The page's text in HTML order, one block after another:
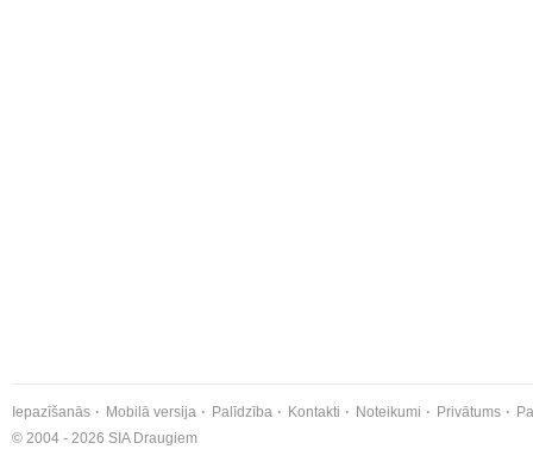
Iepazīšanās Mobilā versija Palīdzība Kontakti Noteikumi Privātums
© 2004 - 2026 SIA Draugiem